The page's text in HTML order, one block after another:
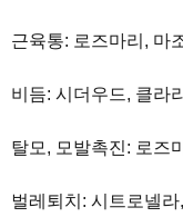
근육통: 로즈마리, 마
비듬: 시더우드, 클라
탈모, 모발촉진: 로즈
벌레퇴치: 시트로넬